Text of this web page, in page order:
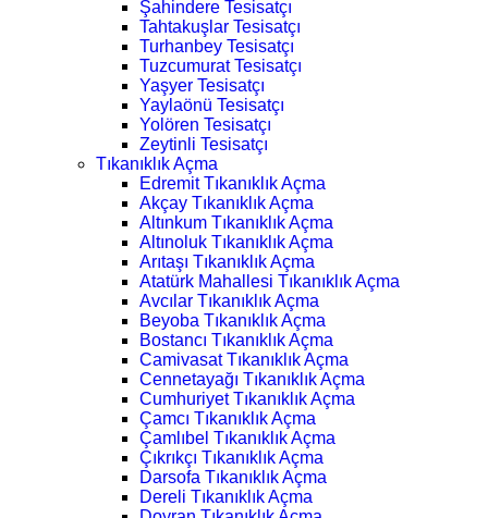
Şahindere Tesisatçı
Tahtakuşlar Tesisatçı
Turhanbey Tesisatçı
Tuzcumurat Tesisatçı
Yaşyer Tesisatçı
Yaylaönü Tesisatçı
Yolören Tesisatçı
Zeytinli Tesisatçı
Tıkanıklık Açma
Edremit Tıkanıklık Açma
Akçay Tıkanıklık Açma
Altınkum Tıkanıklık Açma
Altınoluk Tıkanıklık Açma
Arıtaşı Tıkanıklık Açma
Atatürk Mahallesi Tıkanıklık Açma
Avcılar Tıkanıklık Açma
Beyoba Tıkanıklık Açma
Bostancı Tıkanıklık Açma
Camivasat Tıkanıklık Açma
Cennetayağı Tıkanıklık Açma
Cumhuriyet Tıkanıklık Açma
Çamcı Tıkanıklık Açma
Çamlıbel Tıkanıklık Açma
Çıkrıkçı Tıkanıklık Açma
Darsofa Tıkanıklık Açma
Dereli Tıkanıklık Açma